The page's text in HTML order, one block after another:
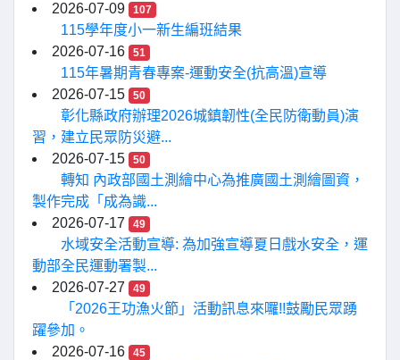
2026-07-09 107
115學年度小一新生編班結果
2026-07-16
51
115年暑期青春專案-運動安全(抗高溫)宣導
2026-07-15
50
彰化縣政府辦理2026城鎮韌性(全民防衛動員)演
習，建立民眾防災避...
2026-07-15
50
轉知 內政部國土測繪中心為推廣國土測繪圖資，
製作完成「成為識...
2026-07-17
49
水域安全活動宣導: 為加強宣導夏日戲水安全，運
動部全民運動署製...
2026-07-27
49
「2026王功漁火節」活動訊息來囉!!鼓勵民眾踴
躍參加。
2026-07-16
45